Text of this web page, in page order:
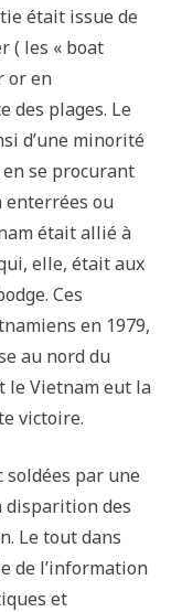
était issue de
( les « boat
or en
des plages. Le
d’une minorité
se procurant
enterrées ou
était allié à
elle, était aux
Ces
en 1979,
au nord du
le Vietnam eut la
victoire.
soldées par une
disparition des
Le tout dans
de l’information
et